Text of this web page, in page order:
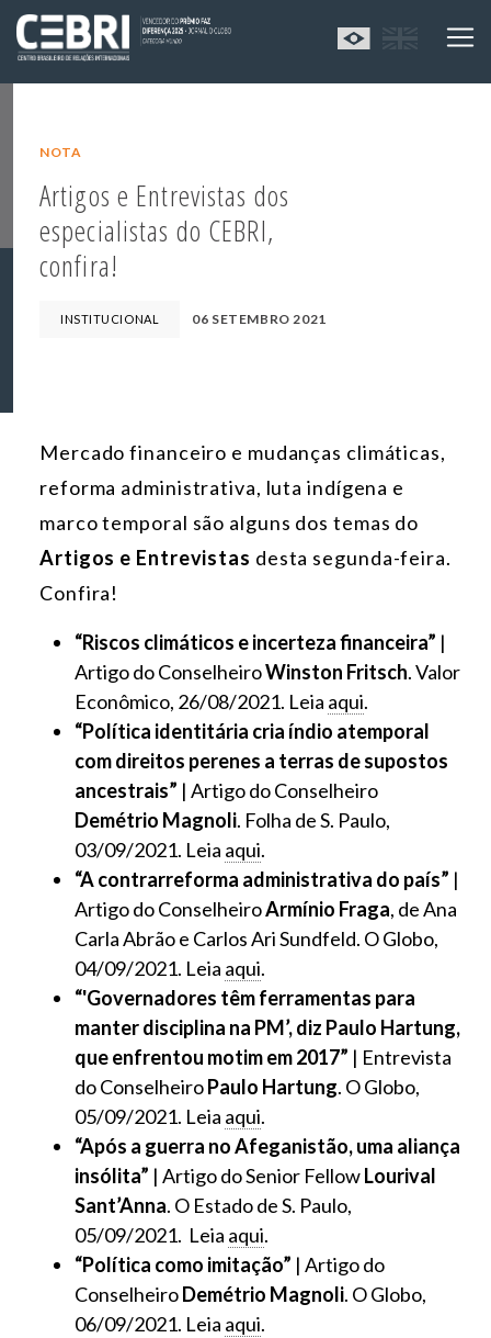
NOTA
Artigos e Entrevistas dos
especialistas do CEBRI,
confira!
INSTITUCIONAL 06 SETEMBRO 2021
Mercado financeiro e mudanças climáticas,
reforma administrativa, luta indígena e
marco temporal são alguns dos temas do
Artigos e Entrevistas desta segunda-feira.
Confira!
“Riscos climáticos e incerteza financeira” |
Artigo do ConselheiroWinston Fritsch. Valor
Econômico, 26/08/2021. Leia aqui.
“Política identitária cria índio atemporal
com direitos perenes a terras de supostos
ancestrais” | Artigo do Conselheiro
Demétrio Magnoli. Folha de S. Paulo,
03/09/2021. Leia aqui.
“A contrarreforma administrativa do país” |
Artigo do ConselheiroArmínio Fraga, de Ana
Carla Abrão e Carlos Ari Sundfeld. O Globo,
04/09/2021. Leia aqui.
“'Governadores têm ferramentas para
manter disciplina na PM’, diz Paulo Hartung,
que enfrentou motim em 2017” | Entrevista
do ConselheiroPaulo Hartung. O Globo,
05/09/2021. Leia aqui.
“Após a guerra no Afeganistão, uma aliança
insólita” | Artigo do Senior FellowLourival
Sant’Anna. O Estado de S. Paulo,
05/09/2021. Leia aqui.
“Política como imitação” | Artigo do
ConselheiroDemétrio Magnoli. O Globo,
06/09/2021. Leia aqui.